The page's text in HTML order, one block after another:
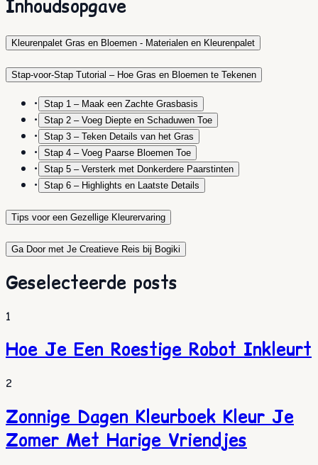
Inhoudsopgave
Kleurenpalet Gras en Bloemen - Materialen en Kleurenpalet
Stap-voor-Stap Tutorial – Hoe Gras en Bloemen te Tekenen
• Stap 1 – Maak een Zachte Grasbasis
• Stap 2 – Voeg Diepte en Schaduwen Toe
• Stap 3 – Teken Details van het Gras
• Stap 4 – Voeg Paarse Bloemen Toe
• Stap 5 – Versterk met Donkerdere Paarstinten
• Stap 6 – Highlights en Laatste Details
Tips voor een Gezellige Kleurervaring
Ga Door met Je Creatieve Reis bij Bogiki
Geselecteerde posts
1
Hoe Je Een Roestige Robot Inkleurt
2
Zonnige Dagen Kleurboek Kleur Je
Zomer Met Harige Vriendjes